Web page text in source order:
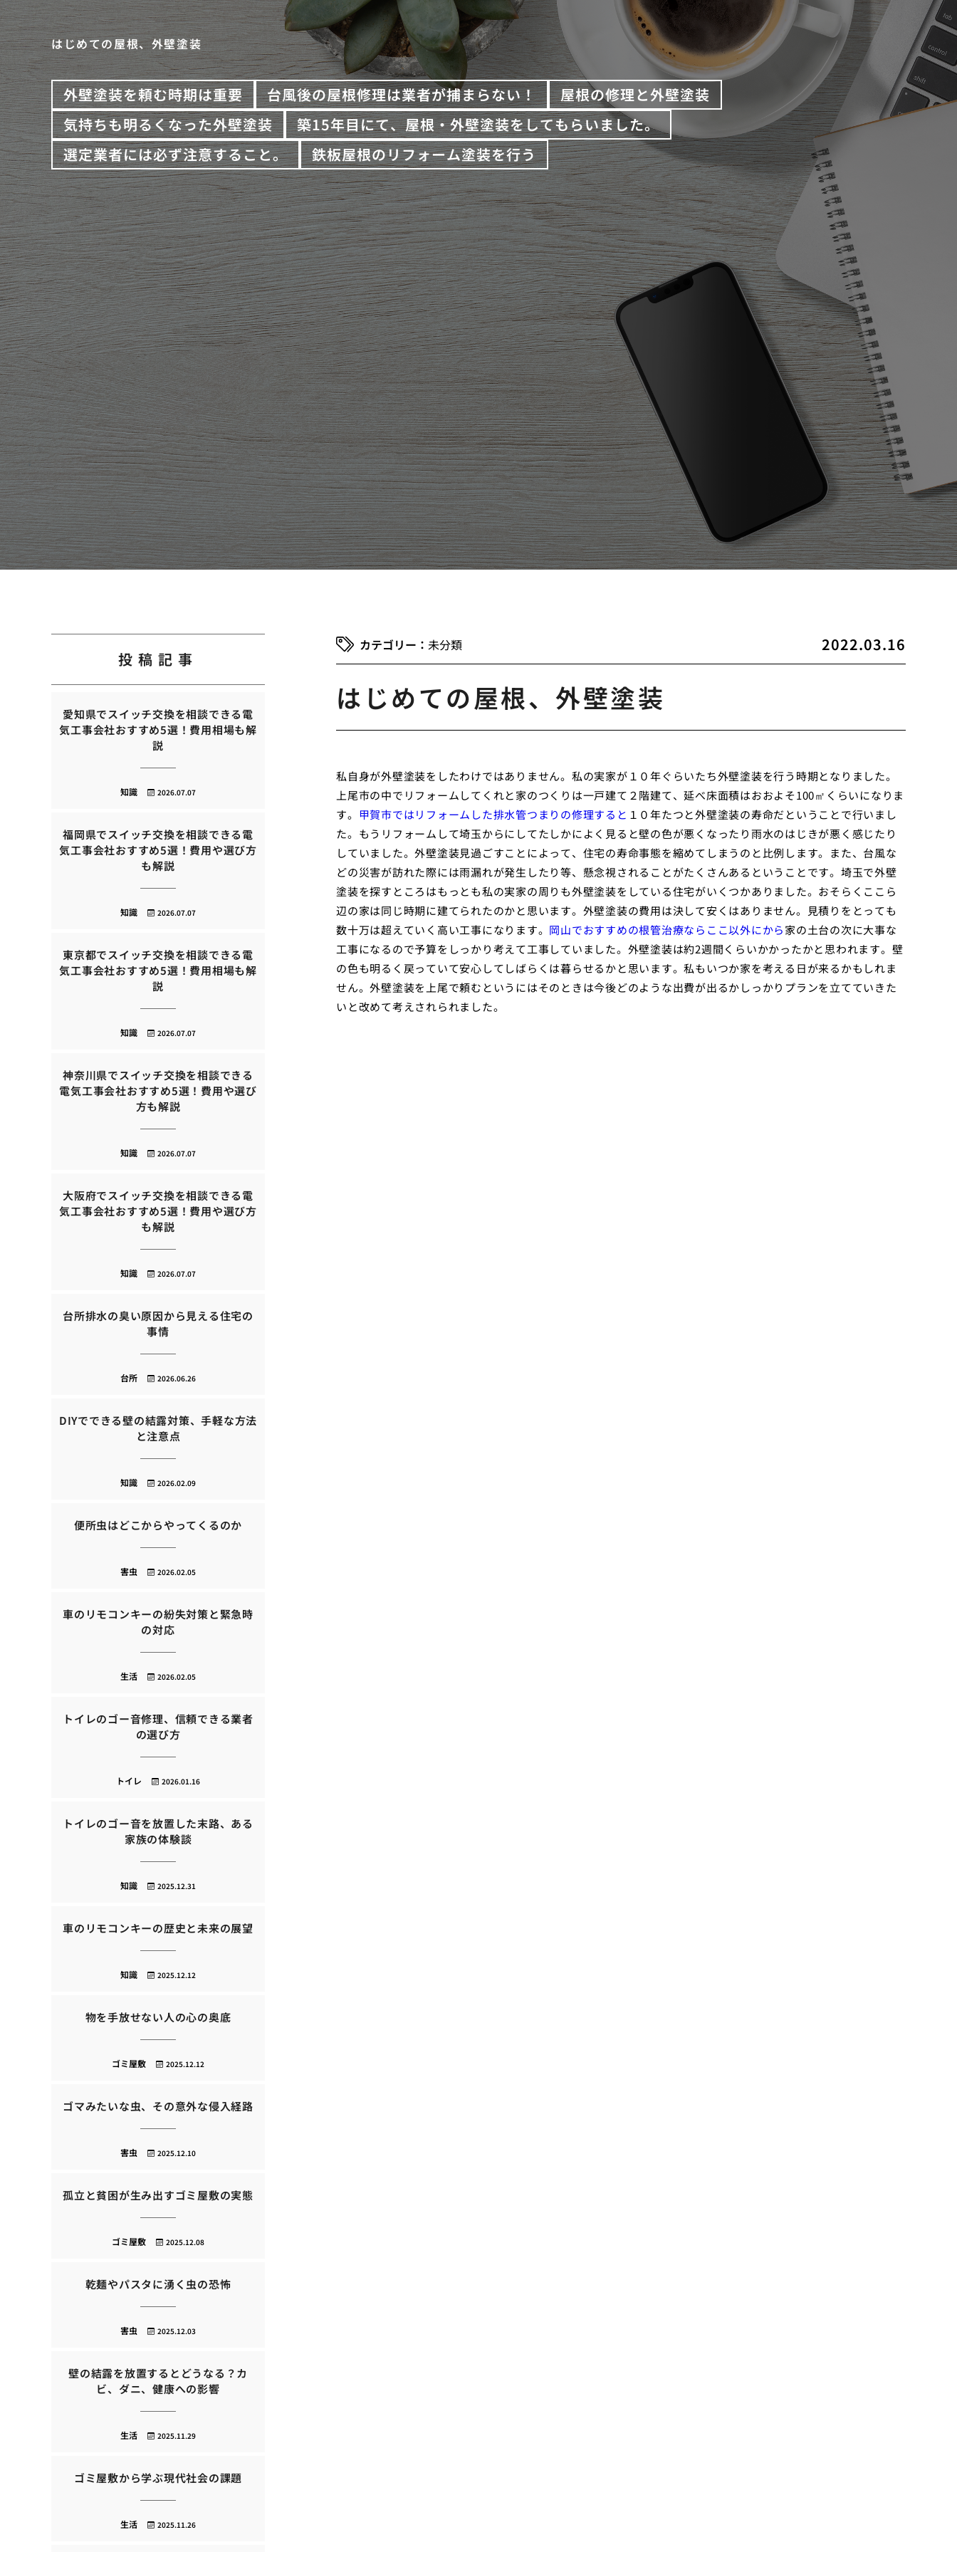
はじめての屋根、外壁塗装
外壁塗装を頼む時期は重要 台風後の屋根修理は業者が捕まらない！
屋根の修理と外壁塗装
気持ちも明るくなった外壁塗装
築15年目にて、屋根・外壁塗装をしてもらいました。
選定業者には必ず注意すること。
鉄板屋根のリフォーム塗装を行う
2022.03.16
未分類
はじめての屋根、外壁塗装
私自身が外壁塗装をしたわけではありません。私の実家が１０年ぐらいたち外壁塗装を行う時期となりました。
上尾市の中でリフォームしてくれと家のつくりは一戸建て２階建て、延べ床面積はおおよそ100㎡くらいになりま
す。 甲賀市ではリフォームした排水管つまりの修理すると １０年たつと外壁塗装の寿命だということで行いまし
た。もうリフォームして埼玉からにしてたしかによく見ると壁の色が悪くなったり雨水のはじきが悪く感じたり
していました。外壁塗装見過ごすことによって、住宅の寿命事態を縮めてしまうのと比例します。また、台風な
どの災害が訪れた際には雨漏れが発生したり等、懸念視されることがたくさんあるということです。埼玉で外壁
塗装を探すところはもっとも私の実家の周りも外壁塗装をしている住宅がいくつかありました。おそらくここら
辺の家は同じ時期に建てられたのかと思います。外壁塗装の費用は決して安くはありません。見積りをとっても
数十万は超えていく高い工事になります。 岡山でおすすめの根管治療ならここ以外にから家の土台の次に大事な
工事になるので予算をしっかり考えて工事していました。外壁塗装は約2週間くらいかかったかと思われます。壁
の色も明るく戻っていて安心してしばらくは暮らせるかと思います。私もいつか家を考える日が来るかもしれま
せん。外壁塗装を上尾で頼むというにはそのときは今後どのような出費が出るかしっかりプランを立てていきた
いと改めて考えされられました。
投稿記事
愛知県でスイッチ交換を相談できる電
気工事会社おすすめ5選！費用相場も解
説
2026.07.07
知識
福岡県でスイッチ交換を相談できる電
気工事会社おすすめ5選！費用や選び方
も解説
2026.07.07
知識
東京都でスイッチ交換を相談できる電
気工事会社おすすめ5選！費用相場も解
説
2026.07.07
知識
神奈川県でスイッチ交換を相談できる
電気工事会社おすすめ5選！費用や選び
方も解説
2026.07.07
知識
大阪府でスイッチ交換を相談できる電
気工事会社おすすめ5選！費用や選び方
も解説
2026.07.07
知識
台所排水の臭い原因から見える住宅の
事情
2026.06.26
台所
DIYでできる壁の結露対策、手軽な方法
と注意点
2026.02.09
知識
便所虫はどこからやってくるのか
2026.02.05
害虫
車のリモコンキーの紛失対策と緊急時
の対応
2026.02.05
生活
トイレのゴー音修理、信頼できる業者
の選び方
2026.01.16
トイレ
トイレのゴー音を放置した末路、ある
家族の体験談
2025.12.31
知識
車のリモコンキーの歴史と未来の展望
2025.12.12
知識
物を手放せない人の心の奥底
2025.12.12
ゴミ屋敷
ゴマみたいな虫、その意外な侵入経路
2025.12.10
害虫
孤立と貧困が生み出すゴミ屋敷の実態
2025.12.08
ゴミ屋敷
乾麺やパスタに湧く虫の恐怖
2025.12.03
害虫
壁の結露を放置するとどうなる？カ
ビ、ダニ、健康への影響
2025.11.29
生活
ゴミ屋敷から学ぶ現代社会の課題
2025.11.26
生活